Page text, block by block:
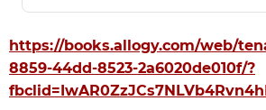
https://books.allogy.com/web/
8859-44dd-8523-2a6020de010f/?